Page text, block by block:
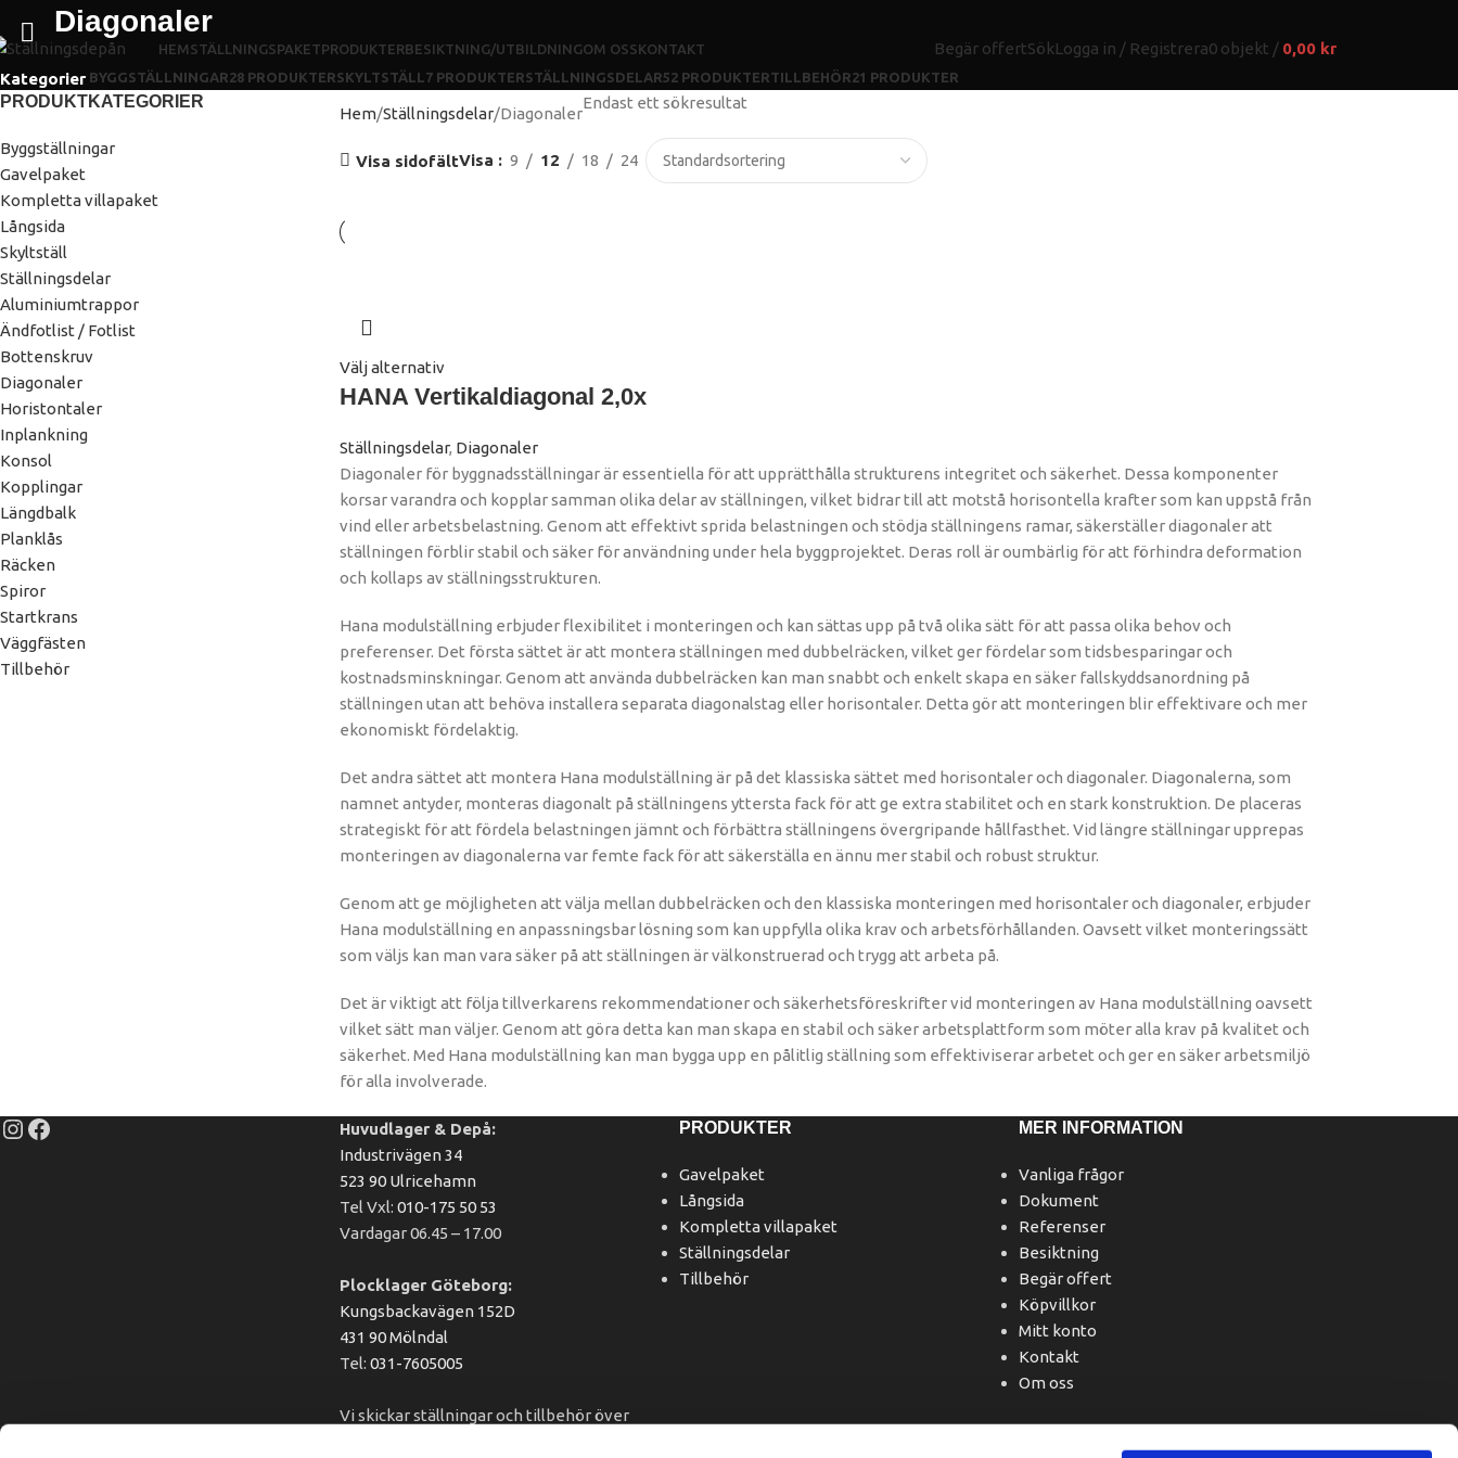
HEMSTÄLLNINGSPAKETPRODUKTERBESIKTNING/UTBILDNINGOM OSSKONTAKT Begär offertSökLogga in / Registrera0 objekt / 0,00 kr
Diagonaler
Kategorier BYGGSTÄLLNINGAR28 PRODUKTERSKYLTSTÄLL7 PRODUKTERSTÄLLNINGSDELAR52 PRODUKTERTILLBEHÖR21 PRODUKTER
PRODUKTKATEGORIER
Byggställningar
Gavelpaket
Kompletta villapaket
Långsida
Skyltställ
Ställningsdelar
Aluminiumtrappor
Ändfotlist / Fotlist
Bottenskruv
Diagonaler
Horistontaler
Inplankning
Konsol
Kopplingar
Längdbalk
Planklås
Räcken
Spiror
Startkrans
Väggfästen
Tillbehör
Hem Ställningsdelar Diagonaler
Endast ett sökresultat
Visa sidofältVisa 9 12 18 24
Välj alternativ
HANA Vertikaldiagonal 2,0x
Ställningsdelar, Diagonaler
Diagonaler för byggnadsställningar är essentiella för att upprätthålla strukturens integritet och säkerhet. Dessa komponenter
korsar varandra och kopplar samman olika delar av ställningen, vilket bidrar till att motstå horisontella krafter som kan uppstå från
vind eller arbetsbelastning. Genom att effektivt sprida belastningen och stödja ställningens ramar, säkerställer diagonaler att
ställningen förblir stabil och säker för användning under hela byggprojektet. Deras roll är oumbärlig för att förhindra deformation
och kollaps av ställningsstrukturen.
Hana modulställning erbjuder flexibilitet i monteringen och kan sättas upp på två olika sätt för att passa olika behov och
preferenser. Det första sättet är att montera ställningen med dubbelräcken, vilket ger fördelar som tidsbesparingar och
kostnadsminskningar. Genom att använda dubbelräcken kan man snabbt och enkelt skapa en säker fallskyddsanordning på
ställningen utan att behöva installera separata diagonalstag eller horisontaler. Detta gör att monteringen blir effektivare och mer
ekonomiskt fördelaktig.
Det andra sättet att montera Hana modulställning är på det klassiska sättet med horisontaler och diagonaler. Diagonalerna, som
namnet antyder, monteras diagonalt på ställningens yttersta fack för att ge extra stabilitet och en stark konstruktion. De placeras
strategiskt för att fördela belastningen jämnt och förbättra ställningens övergripande hållfasthet. Vid längre ställningar upprepas
monteringen av diagonalerna var femte fack för att säkerställa en ännu mer stabil och robust struktur.
Genom att ge möjligheten att välja mellan dubbelräcken och den klassiska monteringen med horisontaler och diagonaler, erbjuder
Hana modulställning en anpassningsbar lösning som kan uppfylla olika krav och arbetsförhållanden. Oavsett vilket monteringssätt
som väljs kan man vara säker på att ställningen är välkonstruerad och trygg att arbeta på.
Det är viktigt att följa tillverkarens rekommendationer och säkerhetsföreskrifter vid monteringen av Hana modulställning oavsett
vilket sätt man väljer. Genom att göra detta kan man skapa en stabil och säker arbetsplattform som möter alla krav på kvalitet och
säkerhet. Med Hana modulställning kan man bygga upp en pålitlig ställning som effektiviserar arbetet och ger en säker arbetsmiljö
för alla involverade.
Huvudlager & Depå:
Industrivägen 34
523 90 Ulricehamn
Tel Vxl: 010-175 50 53
Vardagar 06.45 – 17.00
Plocklager Göteborg:
Kungsbackavägen 152D
431 90 Mölndal
Tel: 031-7605005
Vi skickar ställningar och tillbehör över
PRODUKTER
Gavelpaket
Långsida
Kompletta villapaket
Ställningsdelar
Tillbehör
MER INFORMATION
Vanliga frågor
Dokument
Referenser
Besiktning
Begär offert
Köpvillkor
Mitt konto
Kontakt
Om oss